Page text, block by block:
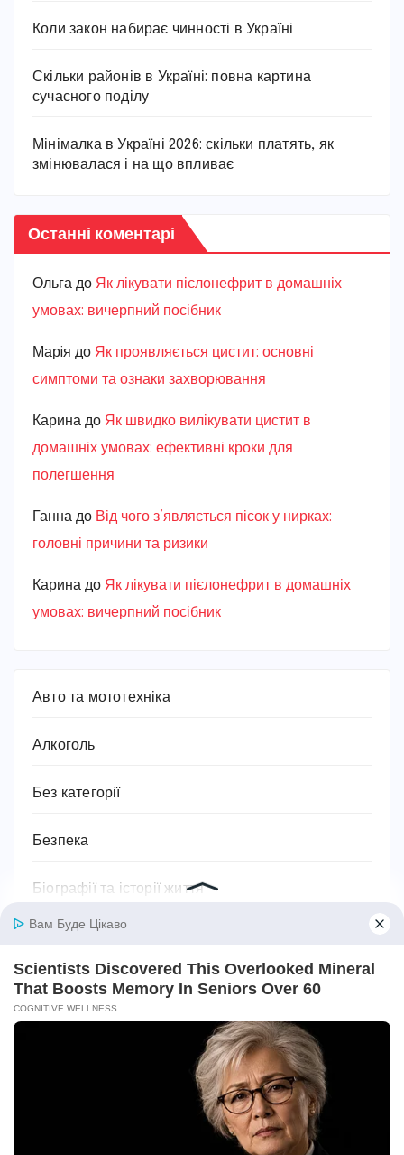
Коли закон набирає чинності в Україні
Скільки районів в Україні: повна картина
сучасного поділу
Мінімалка в Україні 2026: скільки платять, як
змінювалася і на що впливає
Останні коментарі
Ольга до Як лікувати пієлонефрит в домашніх
умовах: вичерпний посібник
Марiя до Як проявляється цистит: основні
симптоми та ознаки захворювання
Карина до Як швидко вилікувати цистит в
домашніх умовах: ефективні кроки для
полегшення
Ганна до Від чого з’являється пісок у нирках:
головні причини та ризики
Карина до Як лікувати пієлонефрит в домашніх
умовах: вичерпний посібник
Авто та мототехніка
Алкоголь
Без категорії
Безпека
Біографії та історії життя
Будівництво та ремонт